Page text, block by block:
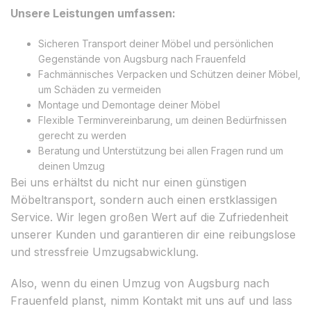
Unsere Leistungen umfassen:
Sicheren Transport deiner Möbel und persönlichen
Gegenstände von Augsburg nach Frauenfeld
Fachmännisches Verpacken und Schützen deiner Möbel,
um Schäden zu vermeiden
Montage und Demontage deiner Möbel
Flexible Terminvereinbarung, um deinen Bedürfnissen
gerecht zu werden
Beratung und Unterstützung bei allen Fragen rund um
deinen Umzug
Bei uns erhältst du nicht nur einen günstigen
Möbeltransport, sondern auch einen erstklassigen
Service. Wir legen großen Wert auf die Zufriedenheit
unserer Kunden und garantieren dir eine reibungslose
und stressfreie Umzugsabwicklung.
Also, wenn du einen Umzug von Augsburg nach
Frauenfeld planst, nimm Kontakt mit uns auf und lass